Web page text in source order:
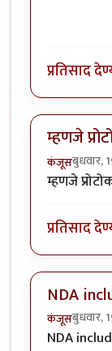
प्रतिसाद
म्हणजे
कंजूसबुधवार,
म्हणजे
प्रतिसाद
NDA
कंजूसबुधवार,
NDA